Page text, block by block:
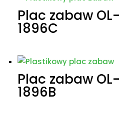
Plac zabaw OL-
1896C
Plac zabaw OL-
1896B